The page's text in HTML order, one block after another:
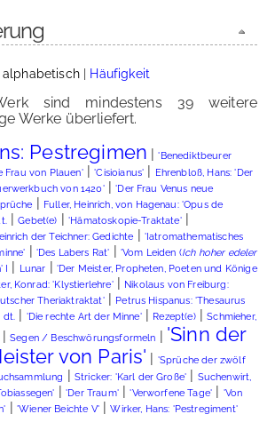
alphabetisch| Häufigkeit
sind mindestens 39 weitere
Werke überliefert.
Pestregimen |'Benediktbeurer
Frau von Plauen'|'Cisioianus' | Ehrenbloß, Hans: 'Der
von 1420'|'Der Frau Venus neue
| Fuller, Heinrich, von Hagenau: 'Opus de
|Gebet(e) |'Hämatoskopie-Traktate'|
der Teichner: Gedichte | 'Iatromathematisches
| 'Des Labers Rat' | 'Vom Leiden (Ich hoher edeler
I | Lunar | 'Der Meister, Propheten, Poeten und Könige
Konrad: 'Klystierlehre'| Nikolaus von Freiburg:
Theriaktraktat'| Petrus Hispanus: 'Thesaurus
dt. | 'Die rechte Art der Minne'| Rezept(e)|Schmieher,
Segen / Beschwörungsformeln | 'Sinn der
von Paris' | 'Sprüche der zwölf
| Stricker: 'Karl der Große' | Suchenwirt,
|'Der Traum'|'Verworfene Tage' | 'Von
|'Wiener Beichte V'|Wirker, Hans: 'Pestregiment'